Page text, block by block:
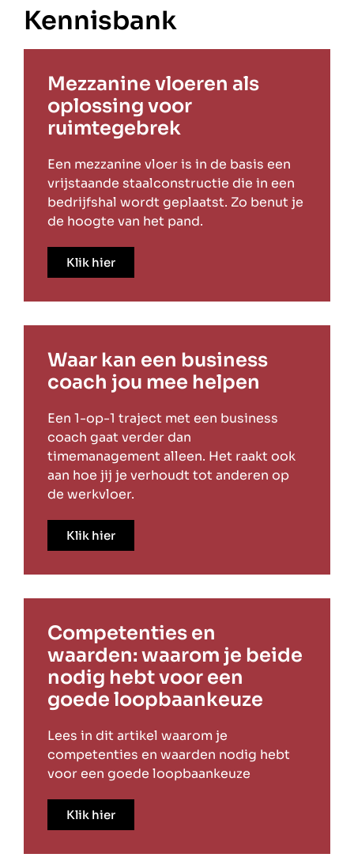
Kennisbank
Mezzanine vloeren als
oplossing voor
ruimtegebrek
Een mezzanine vloer is in de basis een
vrijstaande staalconstructie die in een
bedrijfshal wordt geplaatst. Zo benut je
de hoogte van het pand.
Klik hier
Waar kan een business
coach jou mee helpen
Een 1-op-1 traject met een business
coach gaat verder dan
timemanagement alleen. Het raakt ook
aan hoe jij je verhoudt tot anderen op
de werkvloer.
Klik hier
Competenties en
waarden: waarom je beide
nodig hebt voor een
goede loopbaankeuze
Lees in dit artikel waarom je
competenties en waarden nodig hebt
voor een goede loopbaankeuze
Klik hier